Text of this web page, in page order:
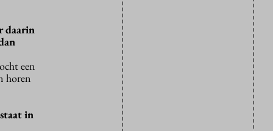
daarin
een
horen
in